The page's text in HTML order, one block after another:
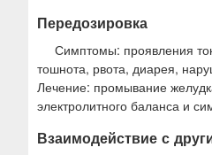
Передозировка
Симптомы: проявления
тошнота, рвота, диарея,
Лечение: промывание
электролитного баланса и
Взаимодействие с